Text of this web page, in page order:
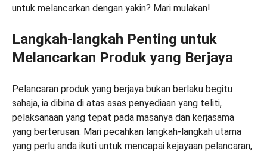
untuk melancarkan dengan yakin? Mari mulakan!
Langkah-langkah Penting untuk
Melancarkan Produk yang Berjaya
Pelancaran produk yang berjaya bukan berlaku begitu
sahaja, ia dibina di atas asas penyediaan yang teliti,
pelaksanaan yang tepat pada masanya dan kerjasama
yang berterusan. Mari pecahkan langkah-langkah utama
yang perlu anda ikuti untuk mencapai kejayaan pelancaran,